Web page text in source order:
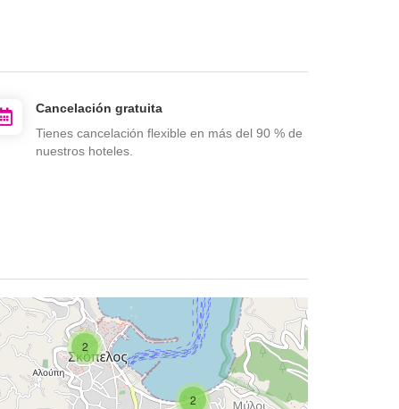
Cancelación gratuita
Tienes cancelación flexible en más del 90 % de
nuestros hoteles.
2
2